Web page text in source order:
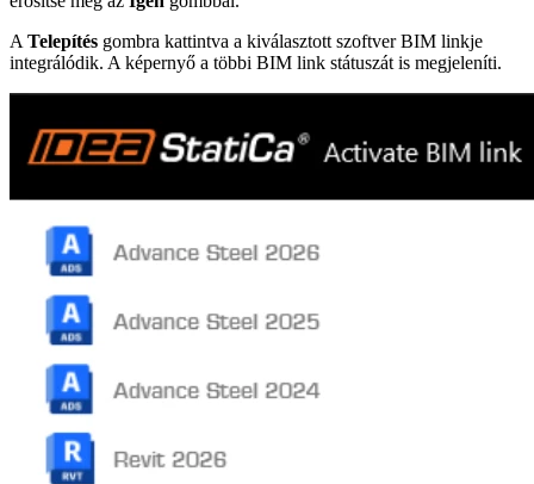
A Telepítés gombra kattintva a kiválasztott szoftver BIM linkje
integrálódik. A képernyő a többi BIM link státuszát is megjeleníti.